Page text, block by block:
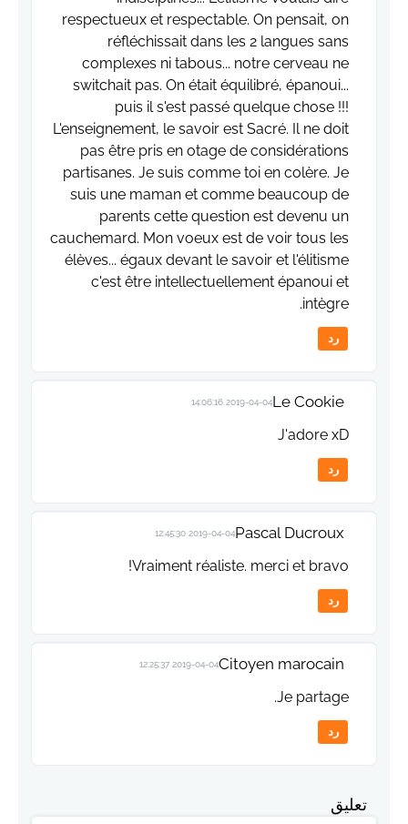
respectueux et respectable. On pensait, on
réfléchissait dans les 2 langues sans
complexes ni tabous... notre cerveau ne
switchait pas. On était équilibré, épanoui...
puis il s'est passé quelque chose !!!
L'enseignement, le savoir est Sacré. Il ne doit
pas être pris en otage de considérations
partisanes. Je suis comme toi en colère. Je
suis une maman et comme beaucoup de
parents cette question est devenu un
cauchemard. Mon voeux est de voir tous les
élèves... égaux devant le savoir et l'élitisme
c'est être intellectuellement épanoui et
intègre.
رد
Le Cookie
2019-04-04 14:06:16
J'adore xD
رد
Pascal Ducroux
2019-04-04 12:45:30
Vraiment réaliste. merci et bravo!
رد
Citoyen marocain
2019-04-04 12:25:37
Je partage.
رد
تعليق